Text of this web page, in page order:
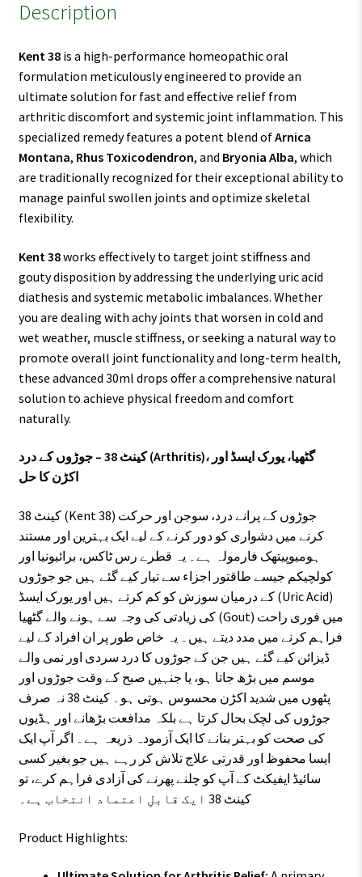
Description
Kent 38is a high-performance homeopathic oral
formulation meticulously engineered to provide an
ultimate solution for fast and effective relief from
arthritic discomfort and systemic joint inflammation. This
specialized remedy features a potent blend ofArnica
Montana, Rhus Toxicodendron, and Bryonia Alba, which
are traditionally recognized for their exceptional ability to
manage painful swollen joints and optimize skeletal
flexibility.
Kent 38works effectively to target joint stiffness and
gouty disposition by addressing the underlying uric acid
diathesis and systemic metabolic imbalances. Whether
you are dealing with achy joints that worsen in cold and
wet weather, muscle stiffness, or seeking a natural way to
promote overall joint functionality and long-term health,
these advanced 30ml drops offer a comprehensive natural
solution to achieve physical freedom and comfort
naturally.
کینٹ 38 – جوڑوں کے درد (Arthritis)، گٹھیا، یورک ایسڈ اور
اکڑن کا حل
کینٹ 38 (Kent 38) جوڑوں کے پرانے درد، سوجن اور حرکت
کرنے میں دشواری کو دور کرنے کے لیے ایک بہترین اور مستند
ہومیوپیتھک فارمولہ ہے۔ یہ قطرے رس ٹاکس، برائیونیا اور
کولچیکم جیسے طاقتور اجزاء سے تیار کیے گئے ہیں جو جوڑوں
کے درمیان سوزش کو کم کرتے ہیں اور یورک ایسڈ (Uric Acid)
کی زیادتی کی وجہ سے ہونے والے گٹھیا (Gout) میں فوری راحت
فراہم کرنے میں مدد دیتے ہیں۔ یہ خاص طور پر ان افراد کے لیے
ڈیزائن کیے گئے ہیں جن کے جوڑوں کا درد سردی اور نمی والے
موسم میں بڑھ جاتا ہو، یا جنہیں صبح کے وقت جوڑوں اور
پٹھوں میں شدید اکڑن محسوس ہوتی ہو۔ کینٹ 38 نہ صرف
جوڑوں کی لچک بحال کرتا ہے بلکہ مدافعت بڑھانے اور ہڈیوں
کی صحت کو بہتر بنانے کا ایک آزمودہ ذریعہ ہے۔ اگر آپ ایک
ایسا محفوظ اور قدرتی علاج تلاش کر رہے ہیں جو بغیر کسی
سائیڈ ایفیکٹ کے آپ کو چلنے پھرنے کی آزادی فراہم کرے، تو
کینٹ 38 ایک قابلِ اعتماد انتخاب ہے۔
Product Highlights: